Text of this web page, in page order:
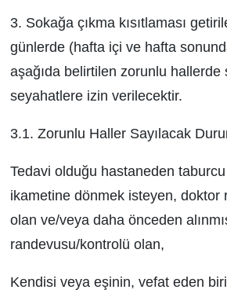
3. Sokağa çıkma kısıtlaması
günlerde (hafta içi ve hafta
aşağıda belirtilen zorunlu hallerde
seyahatlere izin verilecektir.
3.1. Zorunlu Haller Sayılacak
Tedavi olduğu hastaneden taburcu
ikametine dönmek isteyen, doktor
olan ve/veya daha önceden
randevusu/kontrolü olan,
Kendisi veya eşinin, vefat eden